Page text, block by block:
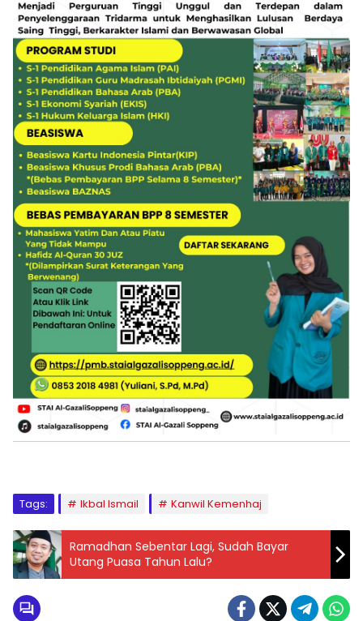
Tags: Ikbal Ismail Kanwil Kemenhaj
Ramadhan Sebentar Lagi, Sudah Bayar
Utang Puasa Tahun Lalu?